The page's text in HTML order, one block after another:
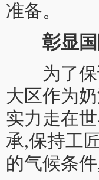
准备。
彰显
为了保证
大区作为
实力走在
承,保持工
的气候条